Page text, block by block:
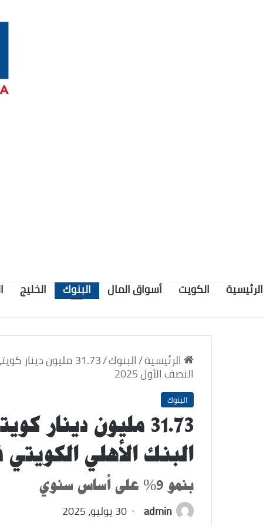
الرئيسية الكويت أسواق المال البنوك الخليج
الرئيسية/البنوك/ 31.73 مليون
النصف الأول 2025
البنوك
31.73 مليون
البنك الأهلي الكويتي
بنمو 9% على أساس سنوي
admin 30 يوليو، 2025